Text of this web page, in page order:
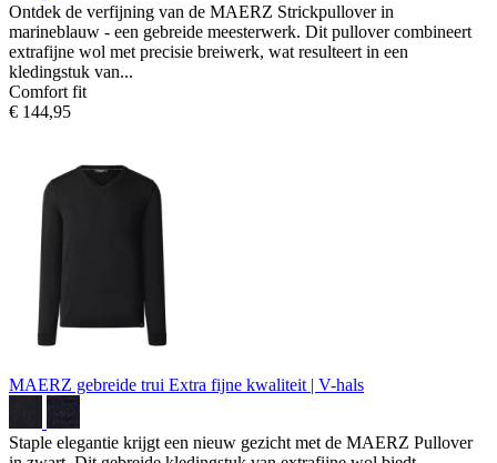
Ontdek de verfijning van de MAERZ Strickpullover in
marineblauw - een gebreide meesterwerk. Dit pullover combineert
extrafijne wol met precisie breiwerk, wat resulteert in een
kledingstuk van...
Comfort fit
€ 144,95
MAERZ gebreide trui Extra fijne kwaliteit | V-hals
Staple elegantie krijgt een nieuw gezicht met de MAERZ Pullover